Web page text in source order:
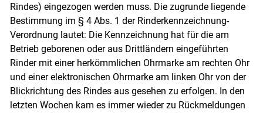
Rindes) eingezogen werden muss. Die zugrunde liegende
Bestimmung im § 4 Abs. 1 der Rinderkennzeichnung-
Verordnung lautet: Die Kennzeichnung hat für die am
Betrieb geborenen oder aus Drittländern eingeführten
Rinder mit einer herkömmlichen Ohrmarke am rechten Ohr
und einer elektronischen Ohrmarke am linken Ohr von der
Blickrichtung des Rindes aus gesehen zu erfolgen. In den
letzten Wochen kam es immer wieder zu Rückmeldungen